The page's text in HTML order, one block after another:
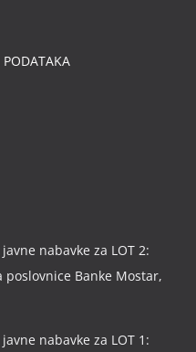
nabavke za LOT 2:
Banke Mostar,
nabavke za LOT 1: